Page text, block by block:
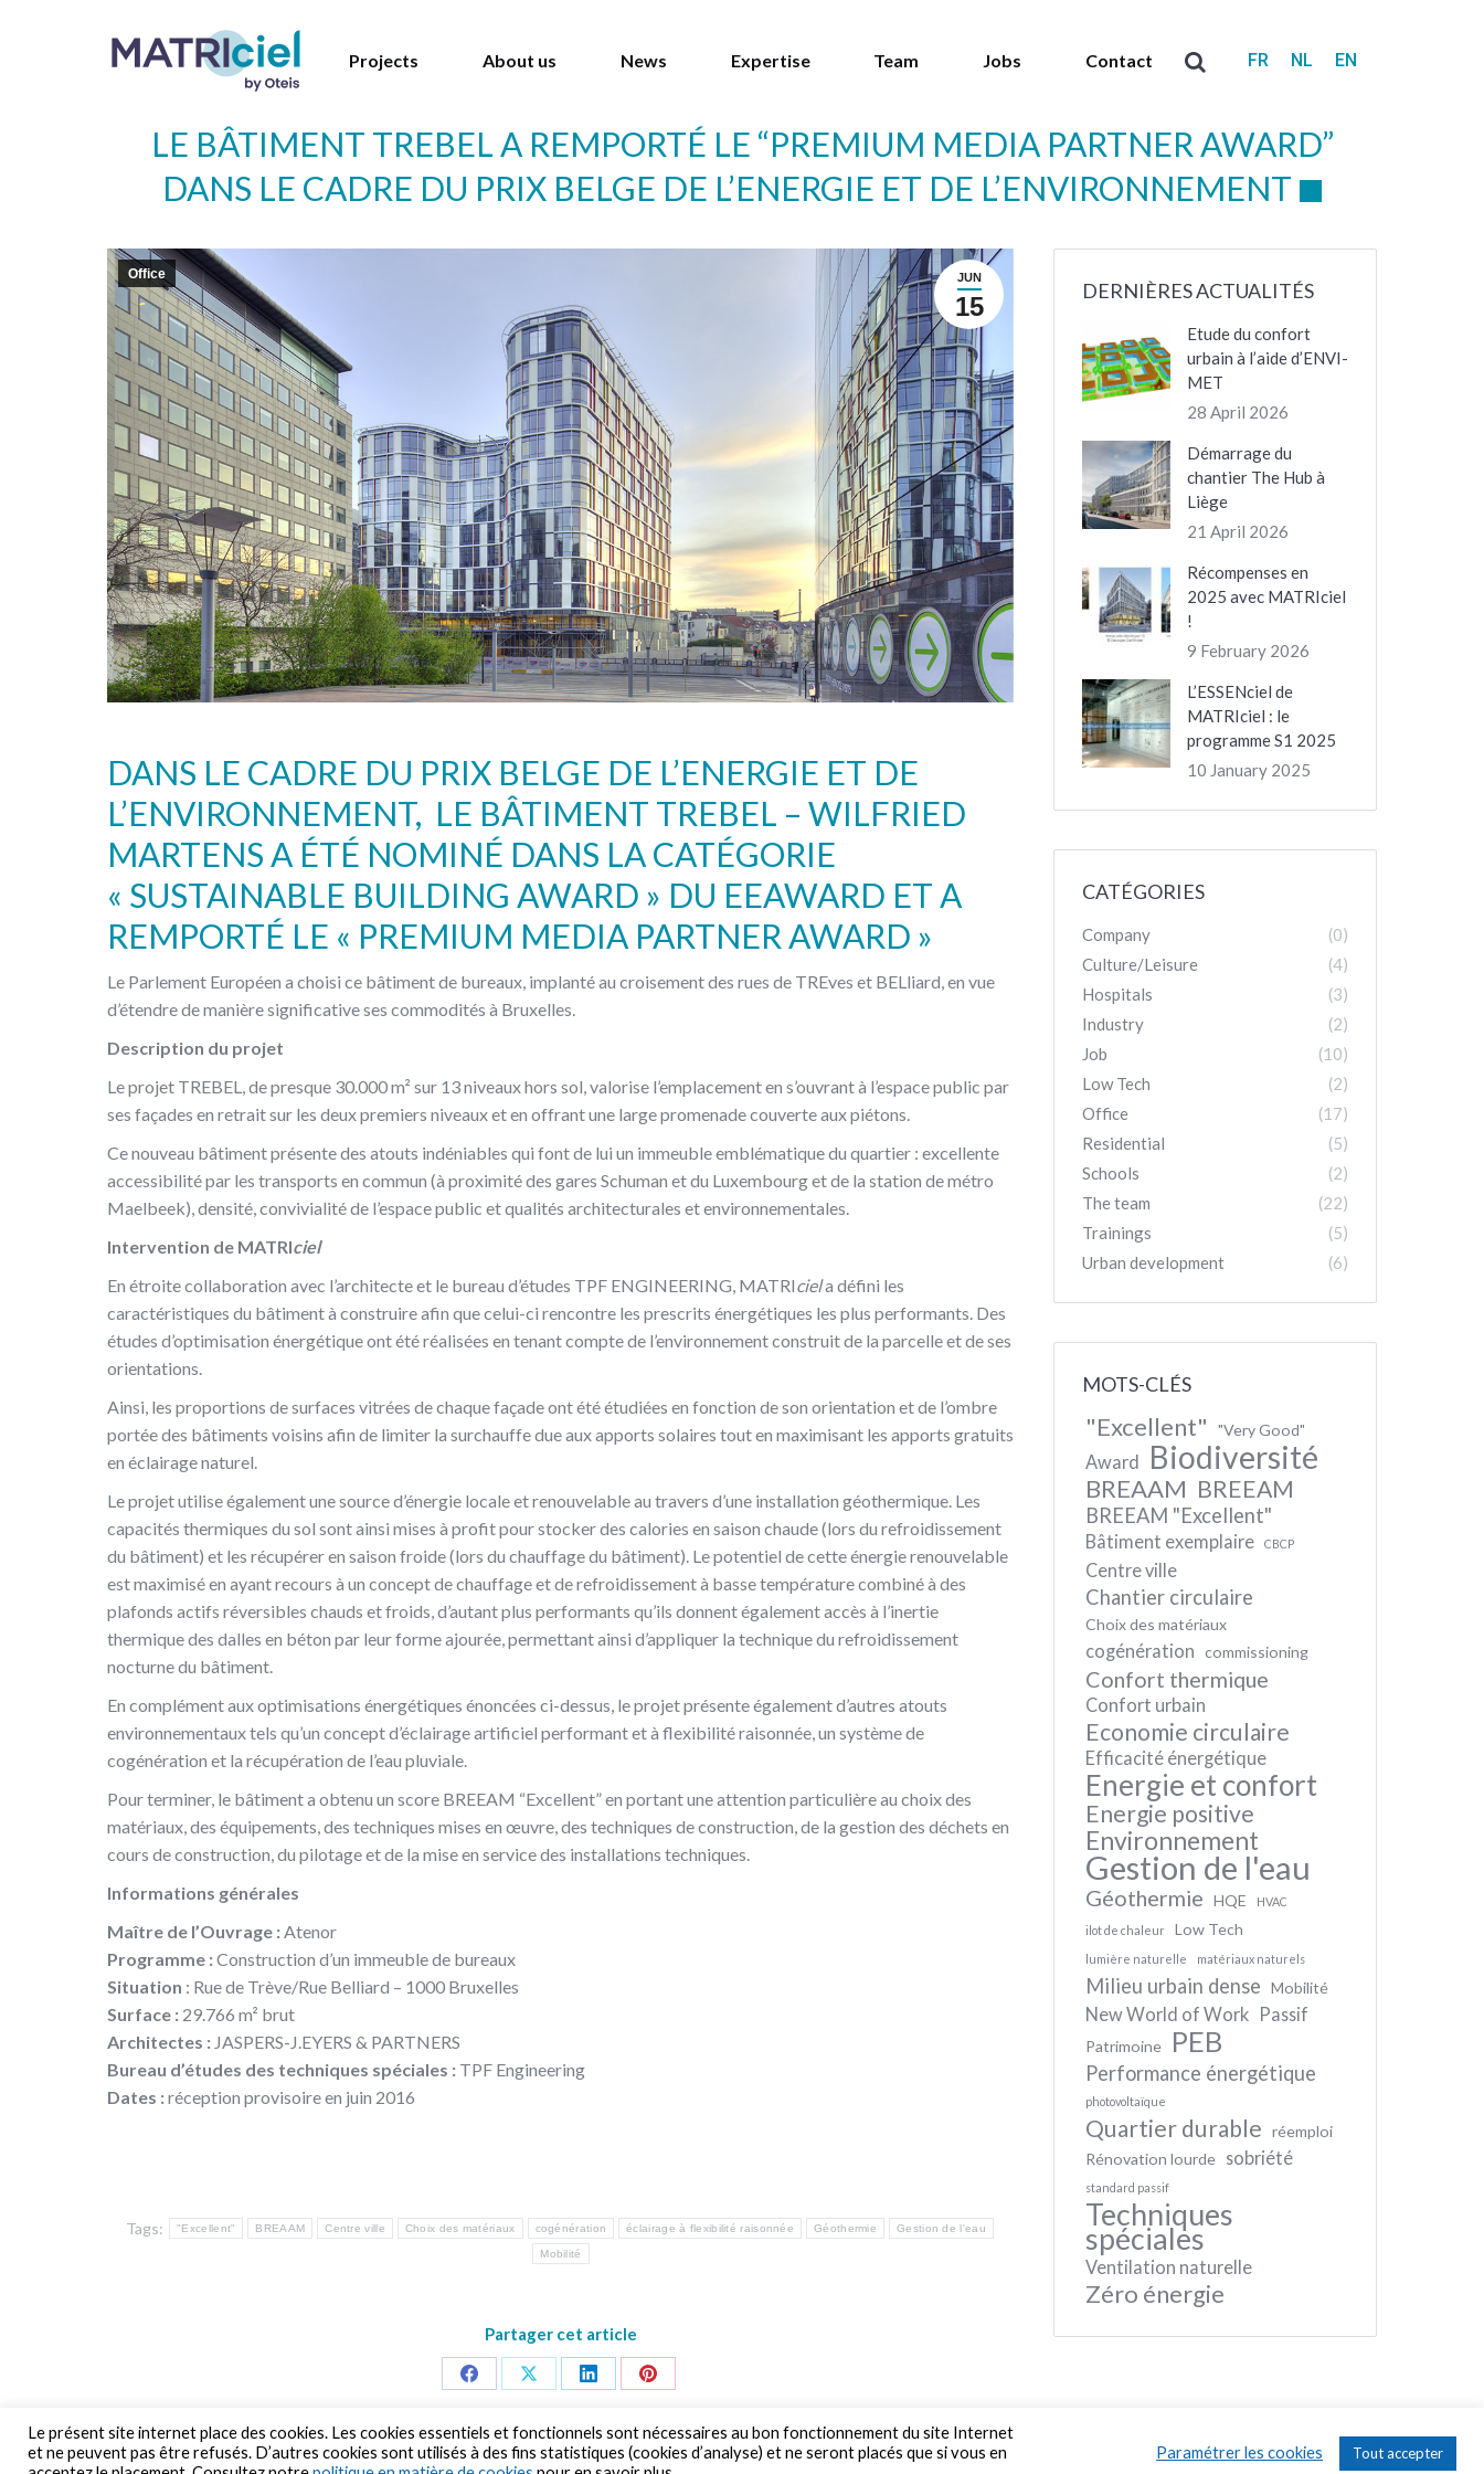
Projects About us News Expertise Team Jobs Contact Search: FR NL EN
LE BÂTIMENT TREBEL A REMPORTÉ LE “PREMIUM MEDIA PARTNER AWARD”
DANS LE CADRE DU PRIX BELGE DE L’ENERGIE ET DE L’ENVIRONNEMENT
JUN
15
Office
DANS LE CADRE DU PRIX BELGE DE L’ENERGIE ET DE
L’ENVIRONNEMENT, LE BÂTIMENT TREBEL – WILFRIED
MARTENS A ÉTÉ NOMINÉ DANS LA CATÉGORIE
« SUSTAINABLE BUILDING AWARD » DU EEAWARD ET A
REMPORTÉ LE « PREMIUM MEDIA PARTNER AWARD »
Le Parlement Européen a choisi ce bâtiment de bureaux, implanté au croisement des rues de TREves et BELliard, en vue
d’étendre de manière significative ses commodités à Bruxelles.
Description du projet
Le projet TREBEL, de presque 30.000 m² sur 13 niveaux hors sol, valorise l’emplacement en s’ouvrant à l’espace public par
ses façades en retrait sur les deux premiers niveaux et en offrant une large promenade couverte aux piétons.
Ce nouveau bâtiment présente des atouts indéniables qui font de lui un immeuble emblématique du quartier : excellente
accessibilité par les transports en commun (à proximité des gares Schuman et du Luxembourg et de la station de métro
Maelbeek), densité, convivialité de l’espace public et qualités architecturales et environnementales.
Intervention de MATRIciel
En étroite collaboration avec l’architecte et le bureau d’études TPF ENGINEERING, MATRIciela défini les
caractéristiques du bâtiment à construire afin que celui-ci rencontre les prescrits énergétiques les plus performants. Des
études d’optimisation énergétique ont été réalisées en tenant compte de l’environnement construit de la parcelle et de ses
orientations.
Ainsi, les proportions de surfaces vitrées de chaque façade ont été étudiées en fonction de son orientation et de l’ombre
portée des bâtiments voisins afin de limiter la surchauffe due aux apports solaires tout en maximisant les apports gratuits
en éclairage naturel.
Le projet utilise également une source d’énergie locale et renouvelable au travers d’une installation géothermique. Les
capacités thermiques du sol sont ainsi mises à profit pour stocker des calories en saison chaude (lors du refroidissement
du bâtiment) et les récupérer en saison froide (lors du chauffage du bâtiment). Le potentiel de cette énergie renouvelable
est maximisé en ayant recours à un concept de chauffage et de refroidissement à basse température combiné à des
plafonds actifs réversibles chauds et froids, d’autant plus performants qu’ils donnent également accès à l’inertie
thermique des dalles en béton par leur forme ajourée, permettant ainsi d’appliquer la technique du refroidissement
nocturne du bâtiment.
En complément aux optimisations énergétiques énoncées ci-dessus, le projet présente également d’autres atouts
environnementaux tels qu’un concept d’éclairage artificiel performant et à flexibilité raisonnée, un système de
cogénération et la récupération de l’eau pluviale.
Pour terminer, le bâtiment a obtenu un score BREEAM “Excellent” en portant une attention particulière au choix des
matériaux, des équipements, des techniques mises en œuvre, des techniques de construction, de la gestion des déchets en
cours de construction, du pilotage et de la mise en service des installations techniques.
Informations générales
Maître de l’Ouvrage :Atenor
Programme :Construction d’un immeuble de bureaux
Situation : Rue de Trève/Rue Belliard – 1000 Bruxelles
Surface : 29.766 m² brut
Architectes : JASPERS-J.EYERS & PARTNERS
Bureau d’études des techniques spéciales : TPF Engineering
Dates :réception provisoire en juin 2016
Tags: "Excellent" BREAAM Centre ville Choix des matériaux cogénération éclairage à flexibilité raisonnée Géothermie Gestion de l'eau
Mobilité
Partager cet article
Share
on
Facebook
Share
X
Share
on
LinkedIn
Share
on
Pinterest
DERNIÈRES ACTUALITÉS
Etude du confort
urbain à l’aide d’ENVI-
MET
28 April 2026
Démarrage du
chantier The Hub à
Liège
21 April 2026
Récompenses en
2025 avec MATRIciel
!
9 February 2026
L’ESSENciel de
MATRIciel : le
programme S1 2025
10 January 2025
CATÉGORIES
Company
(0)
Culture/Leisure
(4)
Hospitals
(3)
Industry
(2)
Job
(10)
Low Tech
(2)
Office
(17)
Residential
(5)
Schools
(2)
The team
(22)
Trainings
(5)
Urban development
(6)
MOTS-CLÉS
"Excellent" "Very Good"
Award Biodiversité
BREAAM BREEAM
BREEAM "Excellent"
Bâtiment exemplaire CBCP
Centre ville
Chantier circulaire
Choix des matériaux
cogénération commissioning
Confort thermique
Confort urbain
Economie circulaire
Efficacité énergétique
Energie et confort
Energie positive
Environnement
Gestion de l'eau
Géothermie HQE
HVAC
ilot de chaleur
Low Tech
lumière naturelle matériaux naturels
Milieu urbain dense Mobilité
New World of Work Passif
Patrimoine PEB
Performance énergétique
photovoltaïque
Quartier durable réemploi
Rénovation lourde sobriété
standard passif
Techniques
spéciales
Ventilation naturelle
Zéro énergie
Le présent site internet place des cookies. Les cookies essentiels et fonctionnels sont nécessaires au bon fonctionnement du site Internet
et ne peuvent pas être refusés. D’autres cookies sont utilisés à des fins statistiques (cookies d’analyse) et ne seront placés que si vous en
Paramétrer les cookies Tout accepter